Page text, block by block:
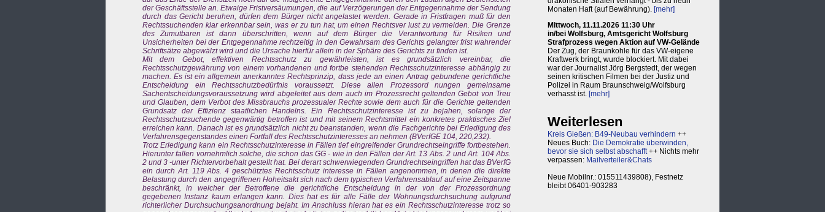
der Geschäftsstelle an. Etwaige Fristversäumungen, die auf Verzögerungen der Entgegennahme der Sendung
durch das Gericht beruhen, dürfen dem Bürger nicht angelastet werden. Gerade in Fristfragen muß für den
Rechtssuchenden klar erkennbar sein, was er zu tun hat, um einen Rechtsver lust zu vermeiden. Die Grenze
des Zumutbaren ist dann überschritten, wenn auf dem Bürger die Verantwortung für Risiken und
Unsicherheiten bei der Entgegennahme rechtzeitig in den Gewahrsam des Gerichts gelangter frist wahrender
Schriftsätze abgewälzt wird und die Ursache hierfür allein in der Sphäre des Gerichts zu finden ist.
Mit dem Gebot, effektiven Rechtsschutz zu gewährleisten, ist es grundsätzlich vereinbar, die
Rechtsschutzgewährung von einem vorhandenen und fortbe stehenden Rechtsschutzinteresse abhängig zu
machen. Es ist ein allgemein anerkanntes Rechtsprinzip, dass jede an einen Antrag gebundene gerichtliche
Entscheidung ein Rechtsschutzbedürfnis voraussetzt. Diese allen Prozessord nungen gemeinsame
Sachentscheidungsvoraussetzung wird abgeleitet aus dem auch im Prozessrecht geltenden Gebot von Treu
und Glauben, dem Verbot des Missbrauchs prozessualer Rechte sowie dem auch für die Gerichte geltenden
Grundsatz der Effizienz staatlichen Handelns. Ein Rechtsschutzinteresse ist zu bejahen, solange der
Rechtsschutzsuchende gegenwärtig betroffen ist und mit seinem Rechtsmittel ein konkretes praktisches Ziel
erreichen kann. Danach ist es grundsätzlich nicht zu beanstanden, wenn die Fachgerichte bei Erledigung des
Verfahrensgegenstandes einen Fortfall des Rechtsschutzinteresses an nehmen (BVerfGE 104, 220,232).
Trotz Erledigung kann ein Rechtsschutzinteresse in Fällen tief eingreifender Grundrechtseingriffe fortbestehen.
Hierunter fallen vornehmlich solche, die schon das GG - wie in den Fällen der Art. 13 Abs. 2 und Art. 104 Abs.
2 und 3 -unter Richtervorbehalt gestellt hat. Bei derart schwerwiegenden Grundrechtseingriffen hat das BVerfG
ein durch Art. 119 Abs. 4 geschütztes Rechtsschutz interesse in Fällen angenommen, in denen die direkte
Belastung durch den angegriffenen Hoheitsakt sich nach dem typischen Verfahrensablauf auf eine Zeitspanne
beschränkt, in welcher der Betroffene die gerichtliche Entscheidung in der von der Prozessordnung
gegebenen Instanz kaum erlangen kann. Dies hat es für alle Fälle der Wohnungsdurchsuchung aufgrund
richterlicher Durchsuchungsanordnung bejaht. Im Anschluss hieran hat es ein Rechtsschutzinteresse trotz so
Monaten Haft (auf Bewährung). [mehr]
Mittwoch, 11.11.2026 11:30 Uhr
in/bei Wolfsburg, Amtsgericht Wolfsburg
Strafprozess wegen Aktion auf VW-Gelände
Der Zug, der Braunkohle für das VW-eigene
Kraftwerk bringt, wurde blockiert. Mit dabei
war der Journalist Jörg Bergstedt, der wegen
seinen kritischen Filmen bei der Justiz und
Polizei in Raum Braunschweig/Wolfsburg
verhasst ist. [mehr]
Weiterlesen
Kreis Gießen: B49-Neubau verhindern ++
Neues Buch: Die Demokratie überwinden,
bevor sie sich selbst abschafft++ Nichts mehr
verpassen: Mailverteiler&Chats
Neue Mobilnr.: 015511439808), Festnetz
bleibt 06401-903283